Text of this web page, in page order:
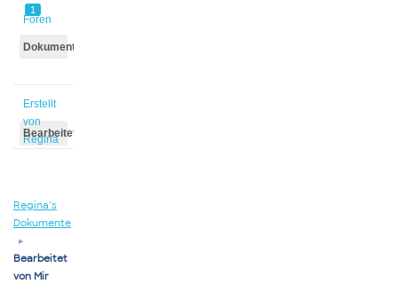
1
Foren
Dokumente
Erstellt
von
Regina
Bearbeitet
Regina’s
Dokumente
▸
Bearbeitet
von Mir